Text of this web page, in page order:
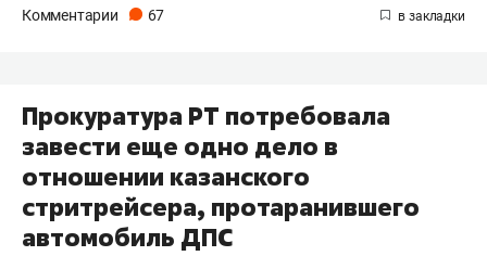
Комментарии 67
Прокуратура РТ потребовала
завести еще одно дело в
отношении казанского
стритрейсера, протаранившего
автомобиль ДПС